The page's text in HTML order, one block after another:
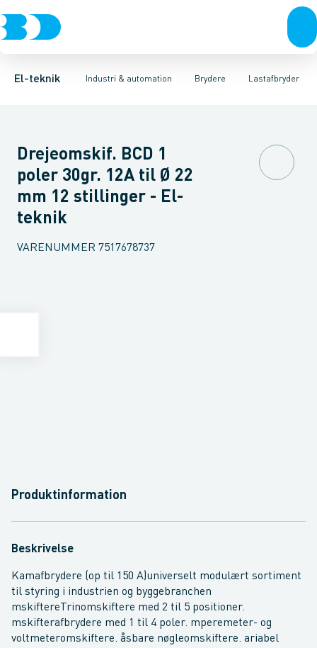
El-teknik Industri & automation
Afbrydere, stikkontakter & lampeudtagForgreningsmateriel
Brydere
Industristiksystemer Frekvensomformere og softstartere
Lastafbryder
Motorbetjening for effektafbryder Ombygningssæt til
Drejeomskif. BCD 1
poler 30gr. 12A til Ø 22
mm 12 stillinger - El-
teknik
VARENUMMER 7517678737
Produktinformation
Beskrivelse
Kamafbrydere (op til 150 A)universelt modulært sortiment
til styring i industrien og byggebranchen
mskiftereTrinomskiftere med 2 til 5 positioner.
mskifterafbrydere med 1 til 4 poler. mperemeter- og
voltmeteromskiftere. åsbare nøgleomskiftere. ariabel